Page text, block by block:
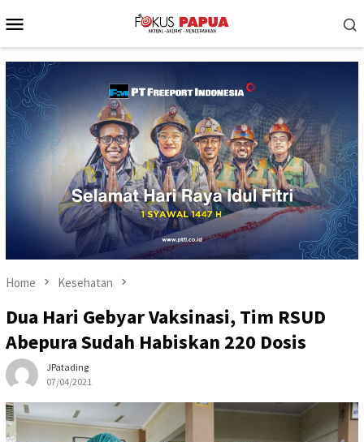
to
Menu
Home Kesehatan
Dua Hari Gebyar Vaksinasi, Tim RSUD
Abepura Sudah Habiskan 220 Dosis
JPatading
07/04/2021